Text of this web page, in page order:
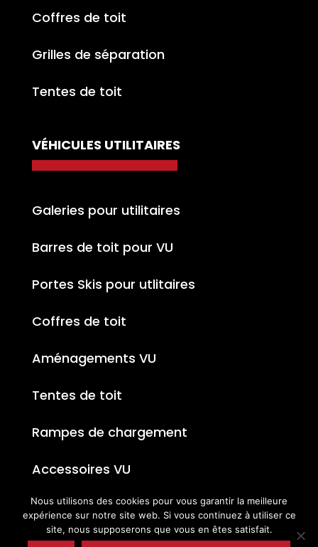
Coffres de toit
Grilles de séparation
Tentes de toit
VÉHICULES UTILITAIRES
Galeries pour utilitaires
Barres de toit pour VU
Portes Skis pour utlitaires
Coffres de toit
Aménagements VU
Tentes de toit
Rampes de chargement
Accessoires VU
Nous utilisons des cookies pour vous garantir la meilleure
expérience sur notre site web. Si vous continuez à utiliser ce
site, nous supposerons que vous en êtes satisfait.